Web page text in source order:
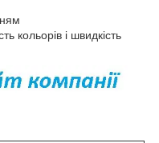
кольорів і швидкість